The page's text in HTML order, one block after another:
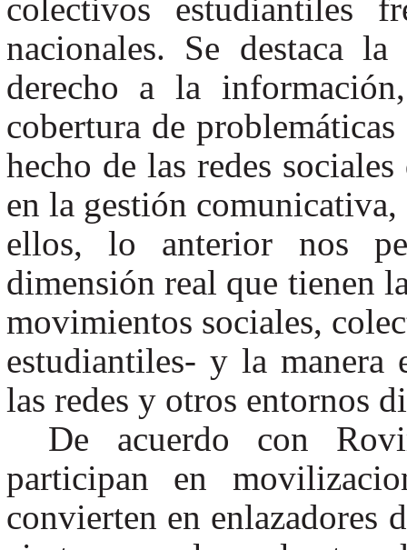
colectivos estudiantiles
nacionales. Se destaca
derecho a la
cobertura de
hecho de las redes
en la gestión
ellos, lo anterior nos
dimensión real que tienen
movimientos sociales,
estudiantiles- y la manera
las redes y otros entornos
De acuerdo con
participan en
convierten en enlazadores